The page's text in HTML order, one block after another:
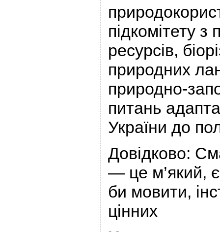
підкомітету з
ресурсів,
природних
природно-
питань
України до
Довідково:
— це м’який,
би мовити,
цінних